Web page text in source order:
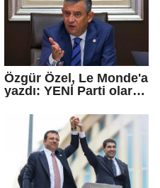
Özgür Özel, Le Monde'a
yazdı: YENİ Parti olarak
öneriyoruz